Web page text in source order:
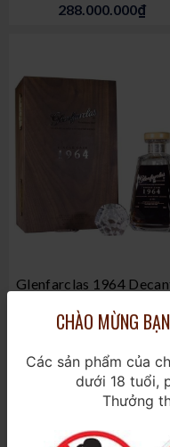
288.000.000₫
Glenfarclas 1964
700ml / 46,4%
CHÀO MỪNG
Các sản phẩm của
dưới 18 tuổi,
Thưởng